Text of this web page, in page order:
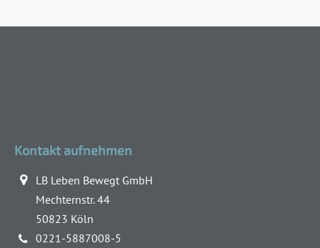
Kontakt aufnehmen
LB Leben Bewegt GmbH
Mechternstr. 44
50823 Köln
0221-5887008-5